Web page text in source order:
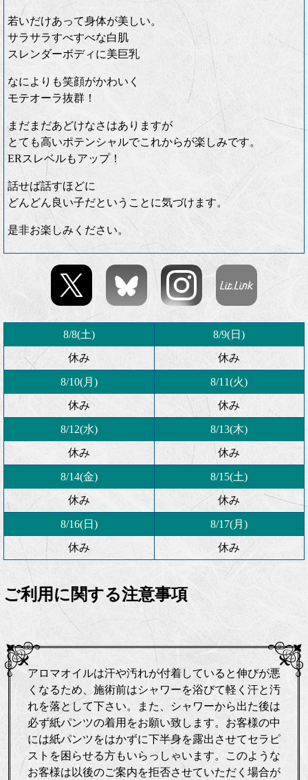
若いだけあって身体が美しい。
サラサラすべすべな白肌
スレンダーボディに美巨乳
なによりも笑顔がかわいく
モテオーラ抜群！
まだまだあどけなさはありますが
とても高いポテンシャルでこれからが楽しみです。
ERスレベルもアップ！
話せば話すほどに
どんどん良い子だということに気づけます。
是非お楽しみください。
8/8(土)
休み
8/9(日)
休み
8/10(月)
休み
8/11(火)
休み
8/12(水)
休み
8/13(木)
休み
8/14(金)
休み
8/15(土)
休み
8/16(日)
休み
8/17(月)
休み
ご利用に関する注意事項
アロマオイルは汗や汚れが付着していると伸びが悪
くなるため、施術前はシャワーを浴びて軽く汗と汚
れを落として下さい。また、シャワーから出た後は
必ず紙パンツの着用をお願い致します。お客様の中
には紙パンツをはかずに下半身を露出させてセラピ
ストを困らせる方もいらっしゃいます。このような
お客様は以後のご案内を拒否させていただく場合が